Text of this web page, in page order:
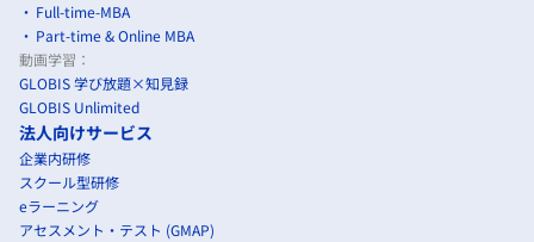
Full-time-MBA
Part-time & Online MBA
動画学習：
GLOBIS 学び放題×知見録
GLOBIS Unlimited
法人向けサービス
企業内研修
スクール型研修
eラーニング
アセスメント・テスト (GMAP)